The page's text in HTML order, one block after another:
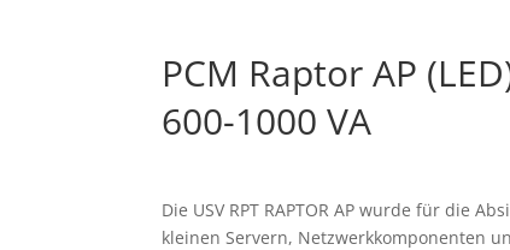
PCM Raptor AP
600-1000 VA
Die USV RPT RAPTOR AP wurde für die
kleinen Servern, Netzwerkkomponenten